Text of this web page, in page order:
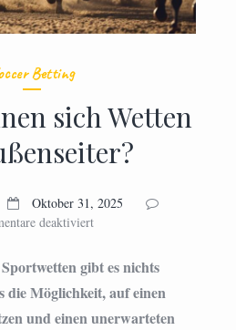
Betting
sich Wetten
Oktober 31, 2025
deaktiviertfür
oft
lohnen
sich
Wetten
gibt es nichts
die Möglichkeit, auf einen
und einen unerwarteten